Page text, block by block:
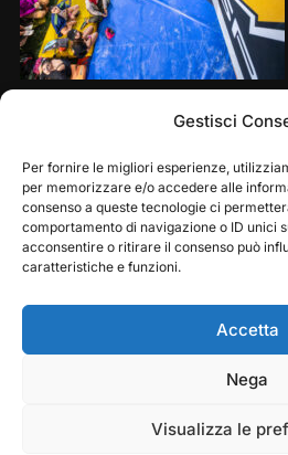
Gestisci
Per fornire le migliori esperienze,
per memorizzare e/o accedere alle
consenso a queste tecnologie ci
comportamento di navigazione o ID unici
acconsentire o ritirare il consenso può
caratteristiche e funzioni.
Accetta
Nega
Visualizza le
Copyright © 2026 — Frasassi
Rights